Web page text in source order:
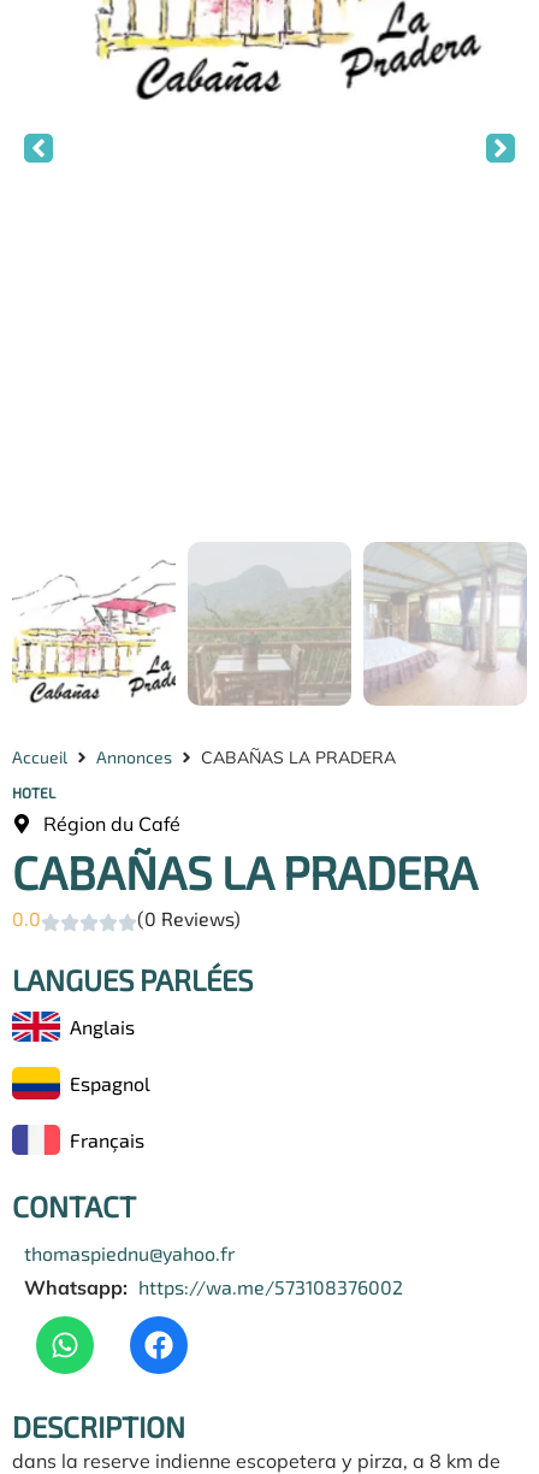
Accueil Annonces CABAÑAS LA PRADERA
HOTEL
Région du Café
CABAÑAS LA PRADERA
0.0 (0 Reviews)
LANGUES PARLÉES
Anglais
Espagnol
Français
CONTACT
thomaspiednu@yahoo.fr
Whatsapp: https://wa.me/573108376002
DESCRIPTION
dans la reserve indienne escopetera y pirza, a 8 km de